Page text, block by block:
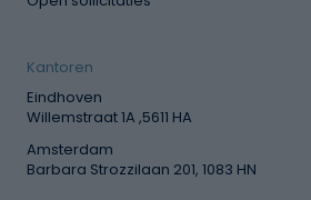
Kantoren
Eindhoven
Willemstraat 1A ,5611 HA
Amsterdam
Barbara Strozzilaan 201, 1083 HN